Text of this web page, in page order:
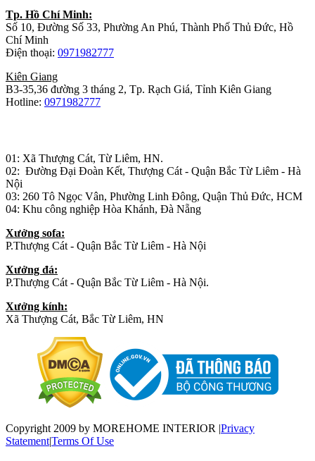
Tp. Hồ Chí Minh:
Số 10, Đường Số 33, Phường An Phú, Thành Phố Thủ Đức, Hồ
Chí Minh
Điện thoại: 0971982777
Kiên Giang
B3-35,36 đường 3 tháng 2, Tp. Rạch Giá, Tỉnh Kiên Giang
Hotline: 0971982777
01: Xã Thượng Cát, Từ Liêm, HN.
02: Đường Đại Đoàn Kết, Thượng Cát - Quận Bắc Từ Liêm - Hà
Nội
03: 260 Tô Ngọc Vân, Phường Linh Đông, Quận Thủ Đức, HCM
04: Khu công nghiệp Hòa Khánh, Đà Nẵng
Xưởng sofa:
P.Thượng Cát - Quận Bắc Từ Liêm - Hà Nội
Xưởng đá:
P.Thượng Cát - Quận Bắc Từ Liêm - Hà Nội.
Xưởng kính:
Xã Thượng Cát, Bắc Từ Liêm, HN
Copyright 2009 by MOREHOME INTERIOR |Privacy
Statement|Terms Of Use